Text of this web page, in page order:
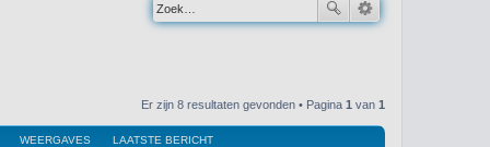
Er zijn 8 resultaten gevonden • Pagina 1 van 1
WEERGAVES LAATSTE BERICHT